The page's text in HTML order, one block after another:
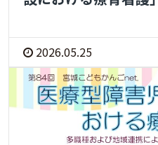
2026.05.25